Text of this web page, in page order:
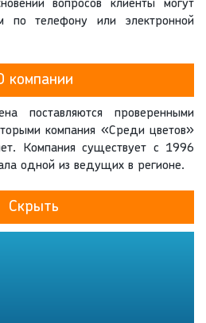
вопросов клиенты могут
по телефону или электронной
компании
поставляются проверенными
компания «Среди цветов»
Компания существует с 1996
одной из ведущих в регионе.
Скрыть